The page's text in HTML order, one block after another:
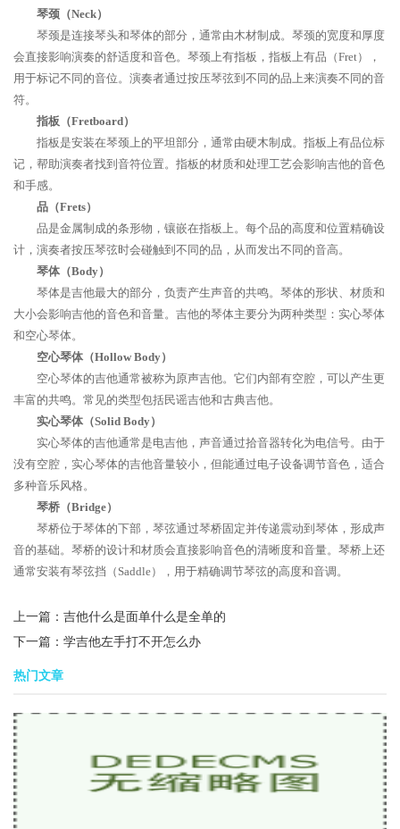
琴颈（Neck）
琴颈是连接琴头和琴体的部分，通常由木材制成。琴颈的宽度和厚度
会直接影响演奏的舒适度和音色。琴颈上有指板，指板上有品（Fret），
用于标记不同的音位。演奏者通过按压琴弦到不同的品上来演奏不同的音
符。
指板（Fretboard）
指板是安装在琴颈上的平坦部分，通常由硬木制成。指板上有品位标
记，帮助演奏者找到音符位置。指板的材质和处理工艺会影响吉他的音色
和手感。
品（Frets）
品是金属制成的条形物，镶嵌在指板上。每个品的高度和位置精确设
计，演奏者按压琴弦时会碰触到不同的品，从而发出不同的音高。
琴体（Body）
琴体是吉他最大的部分，负责产生声音的共鸣。琴体的形状、材质和
大小会影响吉他的音色和音量。吉他的琴体主要分为两种类型：实心琴体
和空心琴体。
空心琴体（Hollow Body）
空心琴体的吉他通常被称为原声吉他。它们内部有空腔，可以产生更
丰富的共鸣。常见的类型包括民谣吉他和古典吉他。
实心琴体（Solid Body）
实心琴体的吉他通常是电吉他，声音通过拾音器转化为电信号。由于
没有空腔，实心琴体的吉他音量较小，但能通过电子设备调节音色，适合
多种音乐风格。
琴桥（Bridge）
琴桥位于琴体的下部，琴弦通过琴桥固定并传递震动到琴体，形成声
音的基础。琴桥的设计和材质会直接影响音色的清晰度和音量。琴桥上还
通常安装有琴弦挡（Saddle），用于精确调节琴弦的高度和音调。
上一篇： 吉他什么是面单什么是全单的
下一篇： 学吉他左手打不开怎么办
热门文章